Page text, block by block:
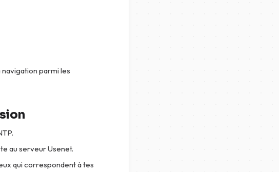
parmi les
au serveur Usenet.
qui correspondent à tes